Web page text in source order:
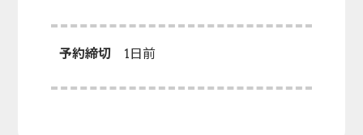
予約締切 1日前